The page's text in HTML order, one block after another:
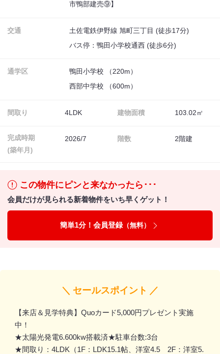
市鴨部建売⑨】
交通
土佐電鉄伊野線 旭町三丁目 (徒歩17分)
バス停：鴨田小学校通西 (徒歩6分)
通学区
鴨田小学校 （220m）
西部中学校 （600m）
間取り 4LDK 建物面積 103.02㎡
完成時期
(築年月)
2026/7 階数 2階建
この物件にピンと来なかったら･･･
会員だけが見られる新着物件をいち早くゲット！
簡単1分！会員登録（無料）
＼ セールスポイント ／
【来店＆見学特典】Quoカード5,000円プレゼント実施
中！
★太陽光発電6.600kw搭載済★駐車台数:3台
★間取り：4LDK（1F：LDK15.1帖、洋室4.5 2F：洋室5.